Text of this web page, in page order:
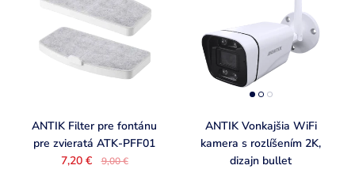
ANTIK Filter pre fontánu
pre zvieratá ATK-PFF01
7,20 €
9,00 €
ANTIK Vonkajšia WiFi
kamera s rozlíšením 2K,
dizajn bullet